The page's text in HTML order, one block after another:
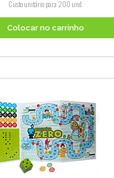
Custo unitário para 200 und.
Colocar no carrinho